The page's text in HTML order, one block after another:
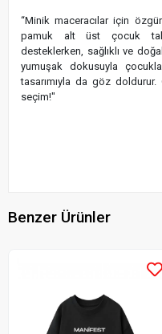
“Minik maceracılar için
pamuk alt üst çocuk
desteklerken, sağlıklı ve
yumuşak dokusuyla
tasarımıyla da göz
seçim!"
Benzer Ürünler